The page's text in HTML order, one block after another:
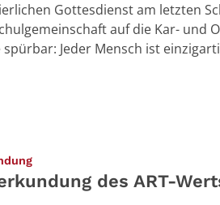
Gottesdienst am letzten
auf die Kar- und
Jeder Mensch ist
:
des ART-